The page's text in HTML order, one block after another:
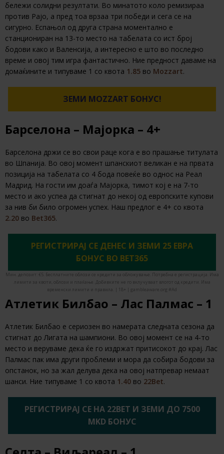
бележи солидни резултати. Во минатото коло ремизираа
против Рајо, а пред тоа врзаа три победи и сега се на
сигурно. Еспањол од друга страна моментално е
станциониран на 13-то место на табелата со ист број
бодови како и Валенсија, а интересно е што во последно
време и овој тим игра фантастично. Ние предност даваме на
домаќините и типуваме 1 со квота 1.85 во Mozzart.
ЗЕМИ MOZZART БОНУС!
Барселона – Мајорка – 4+
Барселона држи се во свои раце кога е во прашање титулата
во Шпанија. Во овој момент шпанскиот великан е на првата
позиција на табелата со 4 бода повеќе во однос на Реал
Мадрид. На гости им доаѓа Мајорка, тимот кој е на 7-то
место и ако успеа да стигнат до некој од европските купови
за нив би било огромен успех. Наш предлог е 4+ со квота
2.20 во Bet365.
РЕГИСТРИРАЈ СЕ ДЕНЕС И ЗЕМИ 25 ЕВРА
БОНУС ВО BET365
Мин. депозит: €5. Бесплатните облози се кредити за обложување. Потребна е регистрација. Има
лимити за квоти, облози и плаќање. Добивките не го вклучуваат влогот од кредити. Има
временски лимити и правила. | 18+ | gambleaware.org #Ad
Атлетик Билбао – Лас Палмас – 1
Атлетик Билбао е сериозен во намерата следната сезона да
стигнат до Лигата на шампиони. Во овој момент се на 4-то
место и веруваме дека ќе го издржат притисокот до крај. Лас
Палмас пак има други проблеми и мора да собира бодови за
опстанок, но за жал делува дека на овој натпревар немаат
шанси. Ние типуваме 1 со квота 1.40 во 22Bet.
РЕГИСТРИРАЈ СЕ НА 22BET И ЗЕМИ ДО 7500
MKD БОНУС